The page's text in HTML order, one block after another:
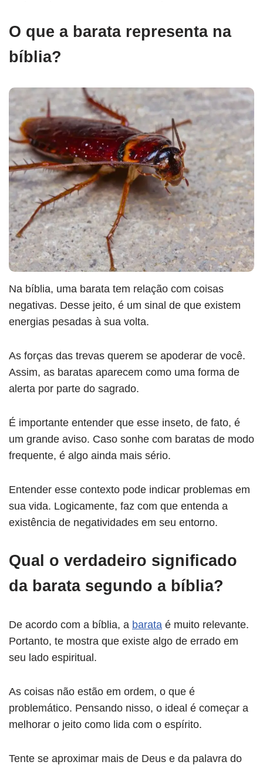
O que a barata representa na
bíblia?
Na bíblia, uma barata tem relação com coisas
negativas. Desse jeito, é um sinal de que existem
energias pesadas à sua volta.
As forças das trevas querem se apoderar de você.
Assim, as baratas aparecem como uma forma de
alerta por parte do sagrado.
É importante entender que esse inseto, de fato, é
um grande aviso. Caso sonhe com baratas de modo
frequente, é algo ainda mais sério.
Entender esse contexto pode indicar problemas em
sua vida. Logicamente, faz com que entenda a
existência de negatividades em seu entorno.
Qual o verdadeiro significado
da barata segundo a bíblia?
De acordo com a bíblia, a barata é muito relevante.
Portanto, te mostra que existe algo de errado em
seu lado espiritual.
As coisas não estão em ordem, o que é
problemático. Pensando nisso, o ideal é começar a
melhorar o jeito como lida com o espírito.
Tente se aproximar mais de Deus e da palavra do